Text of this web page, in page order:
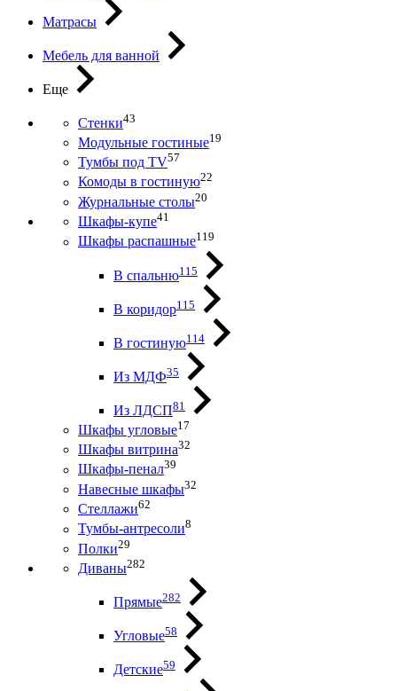
Матрасы
Мебель для ванной
Еще
Стенки43
Модульные гостиные19
Тумбы под ТV57
Комоды в гостиную22
Журнальные столы20
Шкафы-купе41
Шкафы распашные119
В спальню115
В коридор115
В гостиную114
Из МДФ35
Из ЛДСП81
Шкафы угловые17
Шкафы витрина32
Шкафы-пенал39
Навесные шкафы32
Стеллажи62
Тумбы-антресоли8
Полки29
Диваны282
Прямые282
Угловые58
Детские59